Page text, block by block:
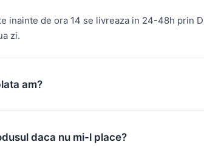
inainte de ora 14 se livreaza in 24-48h prin
zi.
am?
daca nu mi-l place?